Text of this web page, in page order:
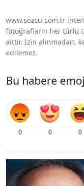
www.sozcu.com.tr
fotoğrafların her türlü
aittir. İzin alınmadan,
edilemez.
Bu habere